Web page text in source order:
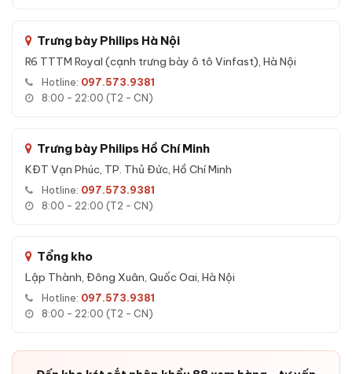
Ưu điểm Két sắt nhập khẩu Bofa BS-
45BS3 BOSHANG 45kg Face ID
Hàng nhập khẩu nguyên thùng, có CO/CQ đầy đủ, không
phải hàng OEM gia công.
Dòng BOSHANG SERIES mới nhất của Bofa với 6 phương
thức mở khóa.
khoan cắt cạy phá.
Thiết kế nhỏ gọn 45 kg, dễ vận chuyển và lắp đặt.
Màu kem sang trọng phù hợp nội thất hiện đại.
App Tuya wifi tích hợp xu hướng nhà thông minh quốc tế.
Trưng bày Philips Hà Nội
R6 TTTM Royal (cạnh trưng bày ô tô Vinfast), Hà Nội
Hotline: 097.573.9381
8:00 - 22:00 (T2 - CN)
Trưng bày Philips Hồ Chí Minh
KĐT Vạn Phúc, TP. Thủ Đức, Hồ Chí Minh
Hotline: 097.573.9381
8:00 - 22:00 (T2 - CN)
Tổng kho
Lập Thành, Đông Xuân, Quốc Oai, Hà Nội
Hotline: 097.573.9381
8:00 - 22:00 (T2 - CN)